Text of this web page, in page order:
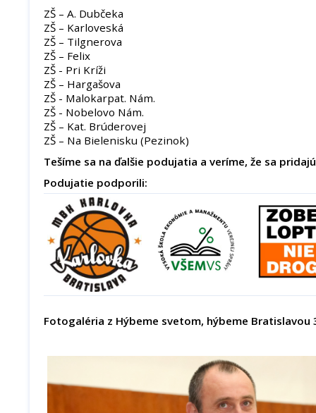
ZŠ – A. Dubčeka
ZŠ – Karloveská
ZŠ – Tilgnerova
ZŠ – Felix
ZŠ - Pri Kríži
ZŠ – Hargašova
ZŠ - Malokarpat. Nám.
ZŠ - Nobelovo Nám.
ZŠ – Kat. Brúderovej
ZŠ – Na Bielenisku (Pezinok)
Tešíme sa na ďalšie podujatia a veríme, že sa
Podujatie podporili:
Fotogaléria z Hýbeme svetom, hýbeme Bratislavou